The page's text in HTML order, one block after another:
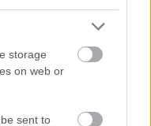
storage
on web or
sent to